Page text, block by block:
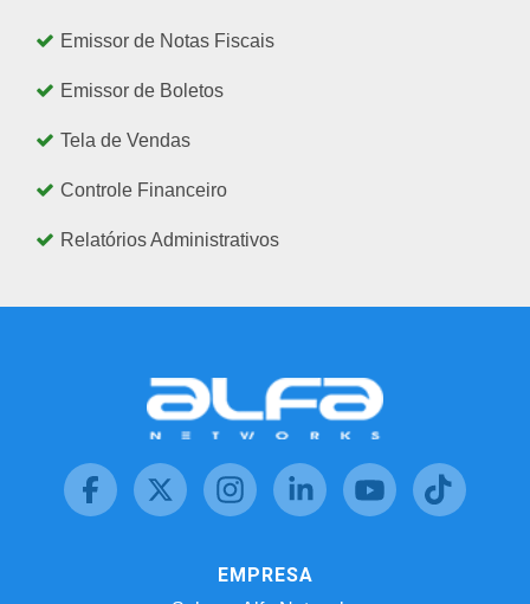
Emissor de Notas Fiscais
Emissor de Boletos
Tela de Vendas
Controle Financeiro
Relatórios Administrativos
EMPRESA